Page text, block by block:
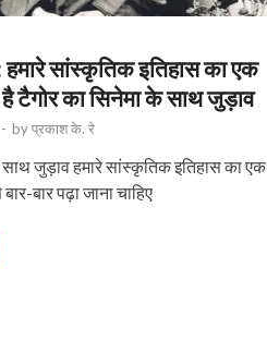
हमारे सांस्कृतिक इतिहास का एक
टैगोर का सिनेमा के साथ जुड़ाव
- byप्रकाश के. रे
साथ जुड़ाव हमारे सांस्कृतिक इतिहास का एक
बार पढ़ा जाना चाहिए